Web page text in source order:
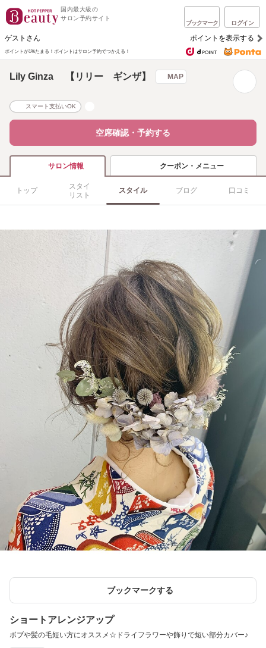
国内最大級の
サロン予約サイト
ブックマーク ログイン
ゲストさん ポイントを表示する
ポイントが1%たまる！ ポイントはサロン予約でつかえる！
Lily Ginza 【リリー ギンザ】 MAP
スマート支払いOK
空席確認・予約する
サロン情報 クーポン・メニュー
トップ
スタイ
リスト
スタイル ブログ 口コミ
ブックマークする
ショートアレンジアップ
ボブや髪の毛短い方にオススメ☆ドライフラワーや飾りで短い部分カバー♪